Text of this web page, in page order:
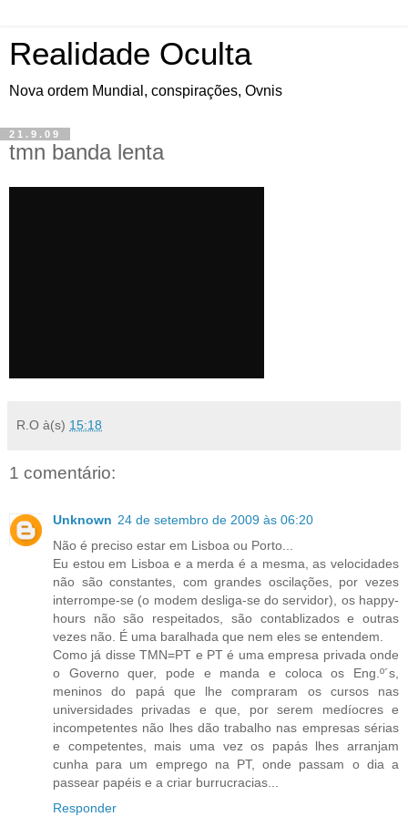
Realidade Oculta
Nova ordem Mundial, conspirações, Ovnis
21.9.09
tmn banda lenta
R.O à(s) 15:18
1 comentário:
Unknown 24 de setembro de 2009 às 06:20
Não é preciso estar em Lisboa ou Porto...
Eu estou em Lisboa e a merda é a mesma, as velocidades
não são constantes, com grandes oscilações, por vezes
interrompe-se (o modem desliga-se do servidor), os happy-
hours não são respeitados, são contablizados e outras
vezes não. É uma baralhada que nem eles se entendem.
Como já disse TMN=PT e PT é uma empresa privada onde
o Governo quer, pode e manda e coloca os Eng.º´s,
meninos do papá que lhe compraram os cursos nas
universidades privadas e que, por serem medíocres e
incompetentes não lhes dão trabalho nas empresas sérias
e competentes, mais uma vez os papás lhes arranjam
cunha para um emprego na PT, onde passam o dia a
passear papéis e a criar burrucracias...
Responder